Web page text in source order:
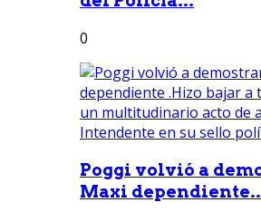
0
Poggi volvió a
Maxi